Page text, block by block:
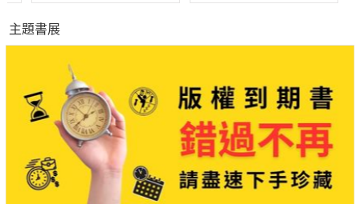
主題書展